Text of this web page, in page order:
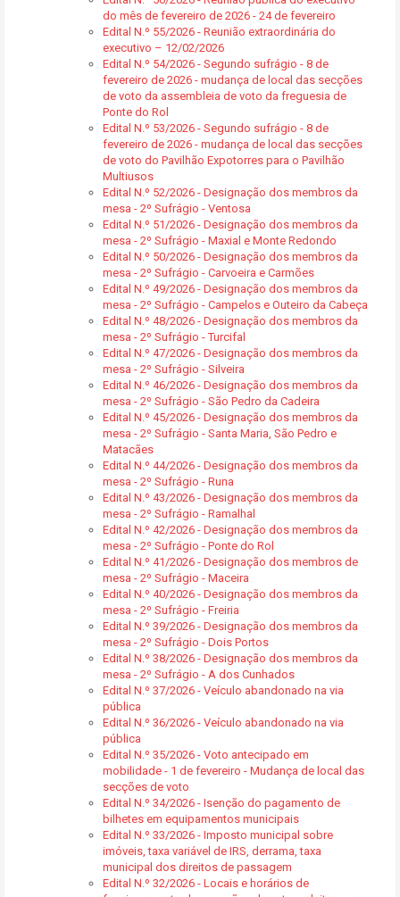
do mês de fevereiro de 2026 - 24 de fevereiro
Edital N.º 55/2026 - Reunião extraordinária do
executivo – 12/02/2026
Edital N.º 54/2026 - Segundo sufrágio - 8 de
fevereiro de 2026 - mudança de local das secções
de voto da assembleia de voto da freguesia de
Ponte do Rol
Edital N.º 53/2026 - Segundo sufrágio - 8 de
fevereiro de 2026 - mudança de local das secções
de voto do Pavilhão Expotorres para o Pavilhão
Multiusos
Edital N.º 52/2026 - Designação dos membros da
mesa - 2º Sufrágio - Ventosa
Edital N.º 51/2026 - Designação dos membros da
mesa - 2º Sufrágio - Maxial e Monte Redondo
Edital N.º 50/2026 - Designação dos membros da
mesa - 2º Sufrágio - Carvoeira e Carmões
Edital N.º 49/2026 - Designação dos membros da
mesa - 2º Sufrágio - Campelos e Outeiro da Cabeça
Edital N.º 48/2026 - Designação dos membros da
mesa - 2º Sufrágio - Turcifal
Edital N.º 47/2026 - Designação dos membros da
mesa - 2º Sufrágio - Silveira
Edital N.º 46/2026 - Designação dos membros da
mesa - 2º Sufrágio - São Pedro da Cadeira
Edital N.º 45/2026 - Designação dos membros da
mesa - 2º Sufrágio - Santa Maria, São Pedro e
Matacães
Edital N.º 44/2026 - Designação dos membros da
mesa - 2º Sufrágio - Runa
Edital N.º 43/2026 - Designação dos membros da
mesa - 2º Sufrágio - Ramalhal
Edital N.º 42/2026 - Designação dos membros da
mesa - 2º Sufrágio - Ponte do Rol
Edital N.º 41/2026 - Designação dos membros de
mesa - 2º Sufrágio - Maceira
Edital N.º 40/2026 - Designação dos membros da
mesa - 2º Sufrágio - Freiria
Edital N.º 39/2026 - Designação dos membros da
mesa - 2º Sufrágio - Dois Portos
Edital N.º 38/2026 - Designação dos membros da
mesa - 2º Sufrágio - A dos Cunhados
Edital N.º 37/2026 - Veículo abandonado na via
pública
Edital N.º 36/2026 - Veículo abandonado na via
pública
Edital N.º 35/2026 - Voto antecipado em
mobilidade - 1 de fevereiro - Mudança de local das
secções de voto
Edital N.º 34/2026 - Isenção do pagamento de
bilhetes em equipamentos municipais
Edital N.º 33/2026 - Imposto municipal sobre
imóveis, taxa variável de IRS, derrama, taxa
municipal dos direitos de passagem
Edital N.º 32/2026 - Locais e horários de